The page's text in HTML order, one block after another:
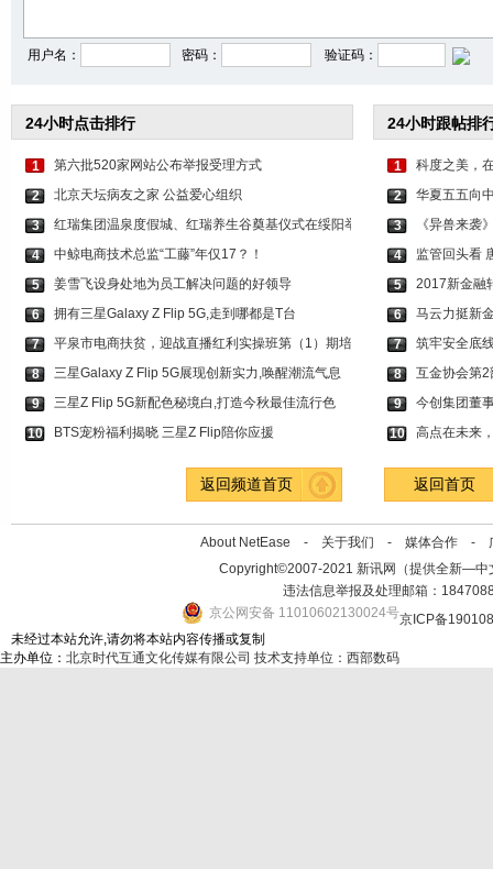
用户名： 密码： 验证码：
24小时点击排行
1
第六批520家网站公布举报受理方式
2
北京天坛病友之家 公益爱心组织
3
红瑞集团温泉度假城、红瑞养生谷奠基仪式在绥阳举
4
中鲸电商技术总监“工藤”年仅17？！
5
姜雪飞设身处地为员工解决问题的好领导
6
拥有三星Galaxy Z Flip 5G,走到哪都是T台
7
平泉市电商扶贫，迎战直播红利实操班第（1）期培
8
三星Galaxy Z Flip 5G展现创新实力,唤醒潮流气息
9
三星Z Flip 5G新配色秘境白,打造今秋最佳流行色
10
BTS宠粉福利揭晓 三星Z Flip陪你应援
24小时跟帖排
1
科度之美，
2
华夏五五向
3
《异兽来袭
4
监管回头看
5
2017新金融
6
马云力挺新
7
筑牢安全底
8
互金协会第
9
今创集团董
10
高点在未来
返回频道首页 返回首页
About NetEase - 关于我们 - 媒体合作 -
Copyright©2007-2021 新讯网（提供全新—中
违法信息举报及处理邮箱：
京公网安备 11010602130024号京ICP备
未经过本站允许,请勿将本站内容传播或复制
主办单位： 北京时代互通文化传媒有限公司 技术支持单位：西部数码